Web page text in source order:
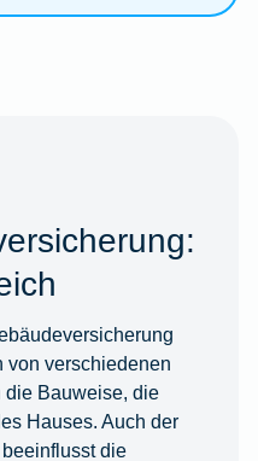
verschiedenen
die Bauweise, die
Hauses. Auch der
die